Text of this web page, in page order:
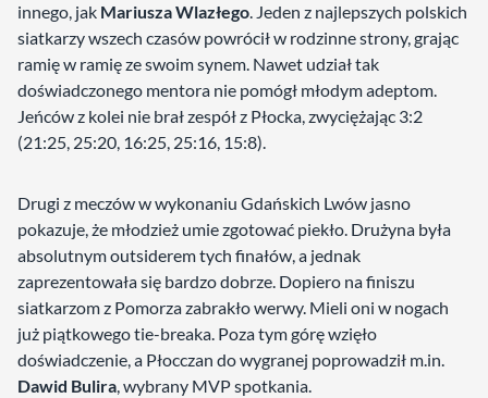
innego, jak Mariusza Wlazłego. Jeden z najlepszych polskich
siatkarzy wszech czasów powrócił w rodzinne strony, grając
ramię w ramię ze swoim synem. Nawet udział tak
doświadczonego mentora nie pomógł młodym adeptom.
Jeńców z kolei nie brał zespół z Płocka, zwyciężając 3:2
(21:25, 25:20, 16:25, 25:16, 15:8).
Drugi z meczów w wykonaniu Gdańskich Lwów jasno
pokazuje, że młodzież umie zgotować piekło. Drużyna była
absolutnym outsiderem tych finałów, a jednak
zaprezentowała się bardzo dobrze. Dopiero na finiszu
siatkarzom z Pomorza zabrakło werwy. Mieli oni w nogach
już piątkowego tie-breaka. Poza tym górę wzięło
doświadczenie, a Płocczan do wygranej poprowadził m.in.
Dawid Bulira, wybrany MVP spotkania.